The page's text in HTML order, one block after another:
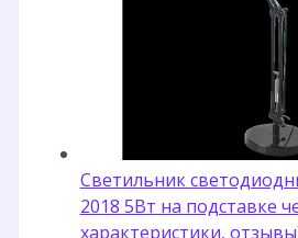
Светильник
2018 5Вт на подставке
характеристики,